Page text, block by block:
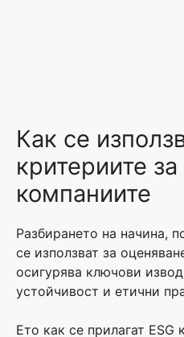
Как се
критериите
компаниите
Разбирането на начина,
се използват за
осигурява ключови
устойчивост и етични
Ето как се прилагат ESG